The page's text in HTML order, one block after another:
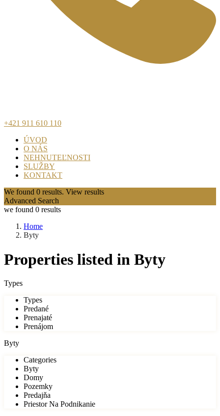
+421 911 610 110
ÚVOD
O NÁS
NEHNUTEĽNOSTI
SLUŽBY
KONTAKT
We found 0 results. View results
Advanced Search
we found 0 results
Home
Byty
Properties listed in Byty
Types
Types
Predané
Prenajaté
Prenájom
Byty
Categories
Byty
Domy
Pozemky
Predajňa
Priestor Na Podnikanie